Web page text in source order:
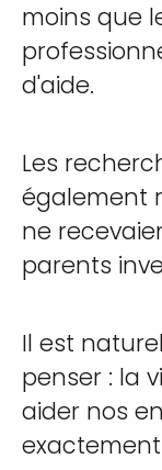
moins que
d'aide.
Les
également
ne
parents
Il est
penser : la
aider nos